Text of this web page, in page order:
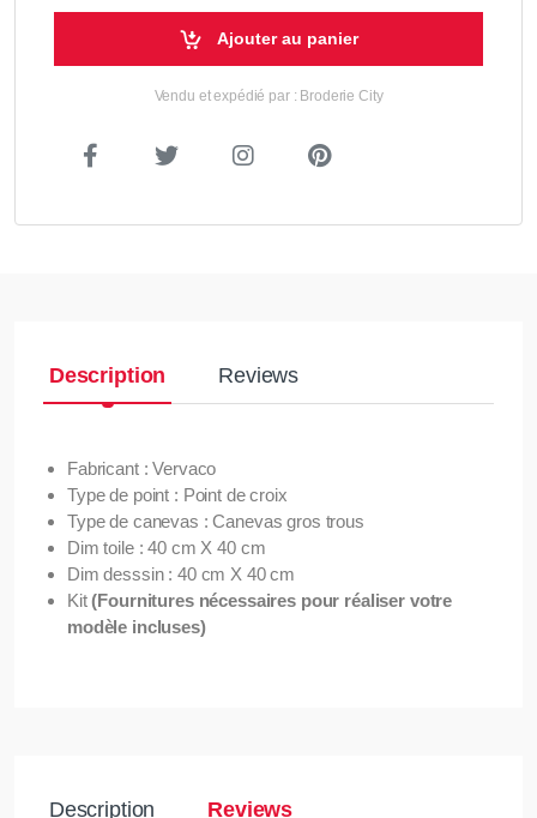
Ajouter au panier
Vendu et expédié par : Broderie City
Description Reviews
Fabricant : Vervaco
Type de point : Point de croix
Type de canevas : Canevas gros trous
Dim toile : 40 cm X 40 cm
Dim desssin : 40 cm X 40 cm
Kit(Fournitures nécessaires pour réaliser votre
modèle incluses)
Description Reviews